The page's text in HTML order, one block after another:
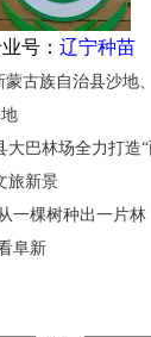
号： 辽宁种苗
蒙古族自治县沙地
大巴林场全力打造
旅新景
一棵树种出一片林
阜新